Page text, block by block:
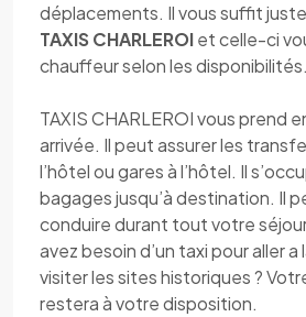
déplacements. Il vous suffit
TAXIS CHARLEROIet celle-ci
chauffeur selon les disponibilités.
TAXIS CHARLEROI vous prend
arrivée. Il peut assurer les
l’hôtel ou gares à l’hôtel. Il
bagages jusqu’à destination. Il
conduire durant tout votre
avez besoin d’un taxi pour aller a
visiter les sites historiques ?
restera à votre disposition.